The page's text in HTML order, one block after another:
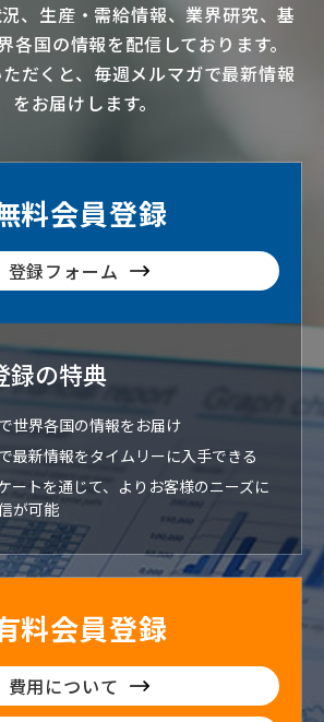
、生産・需給情報、業界研究、基
各国の情報を配信 しております。
だくと、毎週メルマガで最新情報
をお届けします。
料会員登録
登録フォーム
録の特典
世界各国の情報をお届け
最新情報をタイムリーに入手できる
ートを通じて、よりお客様のニーズに
が可能
料会員登録
費用について